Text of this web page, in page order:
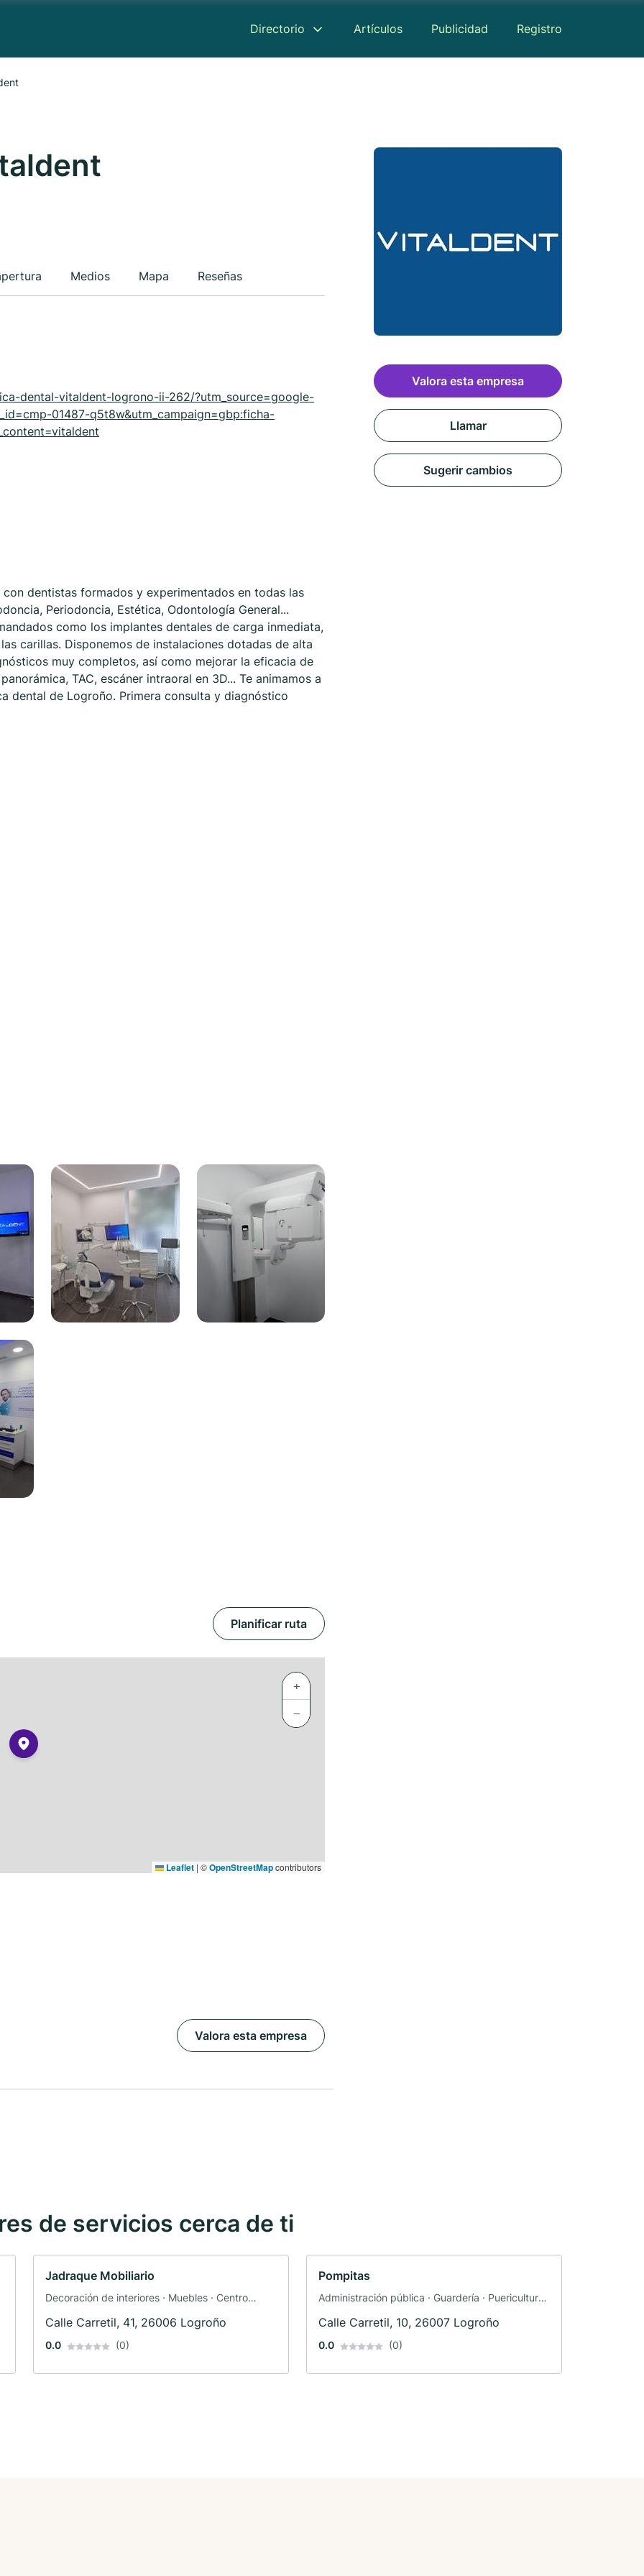
Directorio Artículos Publicidad Registro
Medios Mapa Reseñas
dental-vitaldent-logrono-ii-262/?utm_source=google-
01487-q5t8w&utm_campaign=gbp:ficha-
dentistas formados y experimentados en todas las
Periodoncia, Estética, Odontología General...
como los implantes dentales de carga inmediata,
carillas. Disponemos de instalaciones dotadas de alta
muy completos, así como mejorar la eficacia de
TAC, escáner intraoral en 3D... Te animamos a
dental de Logroño. Primera consulta y diagnóstico
Planificar ruta
+
−
Leaflet | ©OpenStreetMapcontributors
Valora esta empresa
Valora esta empresa
Llamar
Sugerir cambios
de servicios cerca de ti
Jadraque Mobiliario
Decoración de interiores · Muebles · Centro
Calle Carretil, 41, 26006 Logroño
0.0 (0)
Pompitas
Administración pública · Guardería · Puericultura ·
Calle Carretil, 10, 26007 Logroño
0.0 (0)